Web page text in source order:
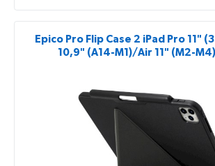
Epico Pro Flip Case 2 iPad Pro 11"
10,9" (A14-M1)/Air 11" (M2-